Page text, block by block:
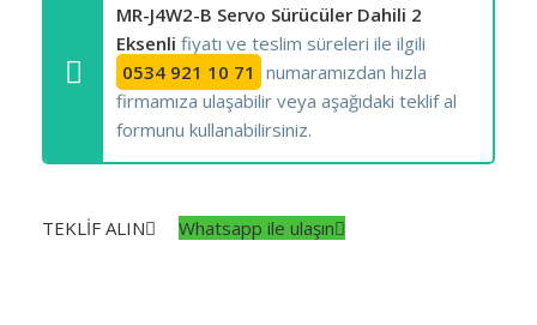
MR-J4W2-B Servo Sürücüler Dahili 2
Eksenli fiyatı ve teslim süreleri ile ilgili
0534 921 10 71 numaramızdan hızla
firmamıza ulaşabilir veya aşağıdaki teklif al
formunu kullanabilirsiniz.
TEKLİF ALIN Whatsapp ile ulaşın